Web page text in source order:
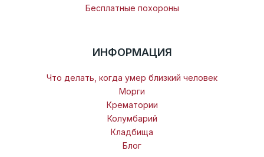
Бесплатные похороны
ИНФОРМАЦИЯ
Что делать, когда умер близкий человек
Морги
Крематории
Колумбарий
Кладбища
Блог